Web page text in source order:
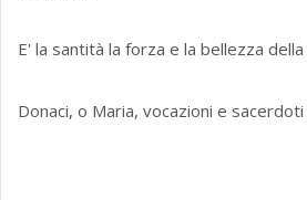
E' la santità la forza e la bellezza della
Donaci, o Maria, vocazioni e sacerdoti